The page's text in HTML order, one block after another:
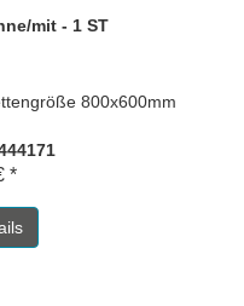
mit - 1 ST
800x600mm
*